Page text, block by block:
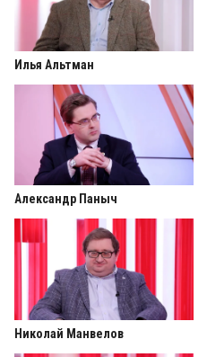
Илья Альтман
Александр Паныч
Николай Манвелов